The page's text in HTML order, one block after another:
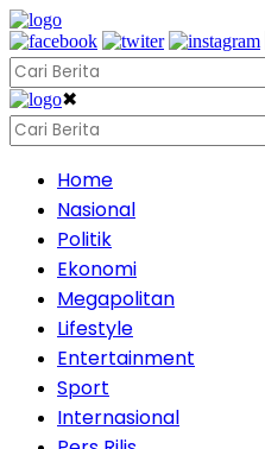
✖
Home
Nasional
Politik
Ekonomi
Megapolitan
Lifestyle
Entertainment
Sport
Internasional